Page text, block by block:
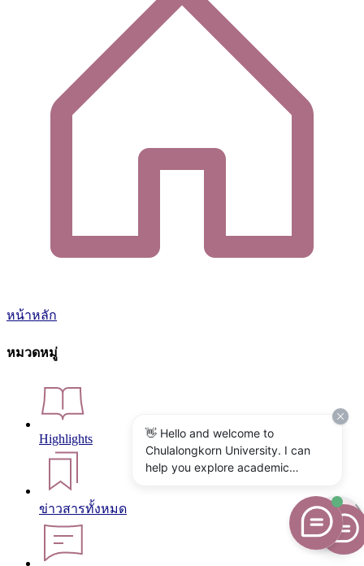
หน้าหลัก
หมวดหมู่
Highlights
ข่าวสารทั้งหมด
👋 Hello and welcome to
Chulalongkorn University. I can
help you explore academic